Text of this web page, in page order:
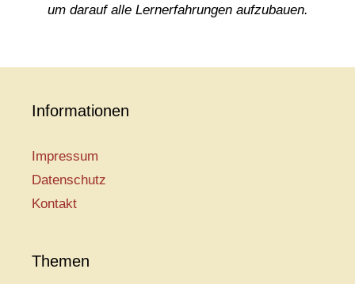
um darauf alle Lernerfahrungen aufzubauen.
Informationen
Impressum
Datenschutz
Kontakt
Themen